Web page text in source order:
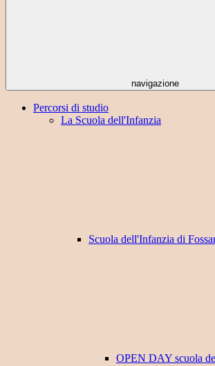
navigazione
Percorsi di studio
La Scuola dell'Infanzia
Scuola dell'Infanzia di
OPEN DAY scuola